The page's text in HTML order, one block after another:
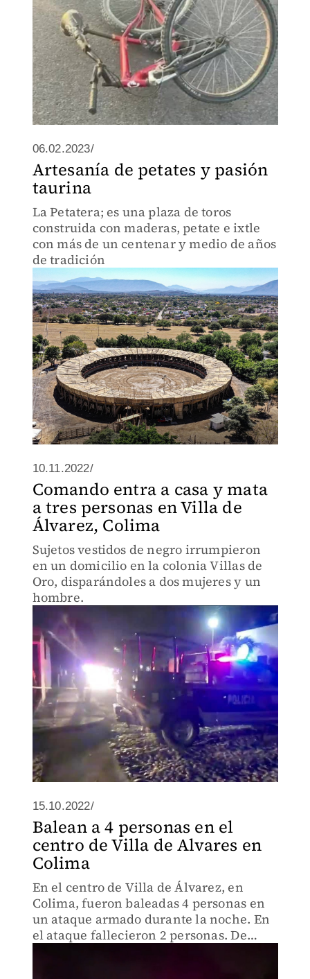
06.02.2023/
Artesanía de petates y pasión
taurina
La Petatera; es una plaza de toros
construida con maderas, petate e ixtle
con más de un centenar y medio de años
de tradición
10.11.2022/
Comando entra a casa y mata
a tres personas en Villa de
Álvarez, Colima
Sujetos vestidos de negro irrumpieron
en un domicilio en la colonia Villas de
Oro, disparándoles a dos mujeres y un
hombre.
15.10.2022/
Balean a 4 personas en el
centro de Villa de Alvares en
Colima
En el centro de Villa de Álvarez, en
Colima, fueron baleadas 4 personas en
un ataque armado durante la noche. En
el ataque fallecieron 2 personas. De